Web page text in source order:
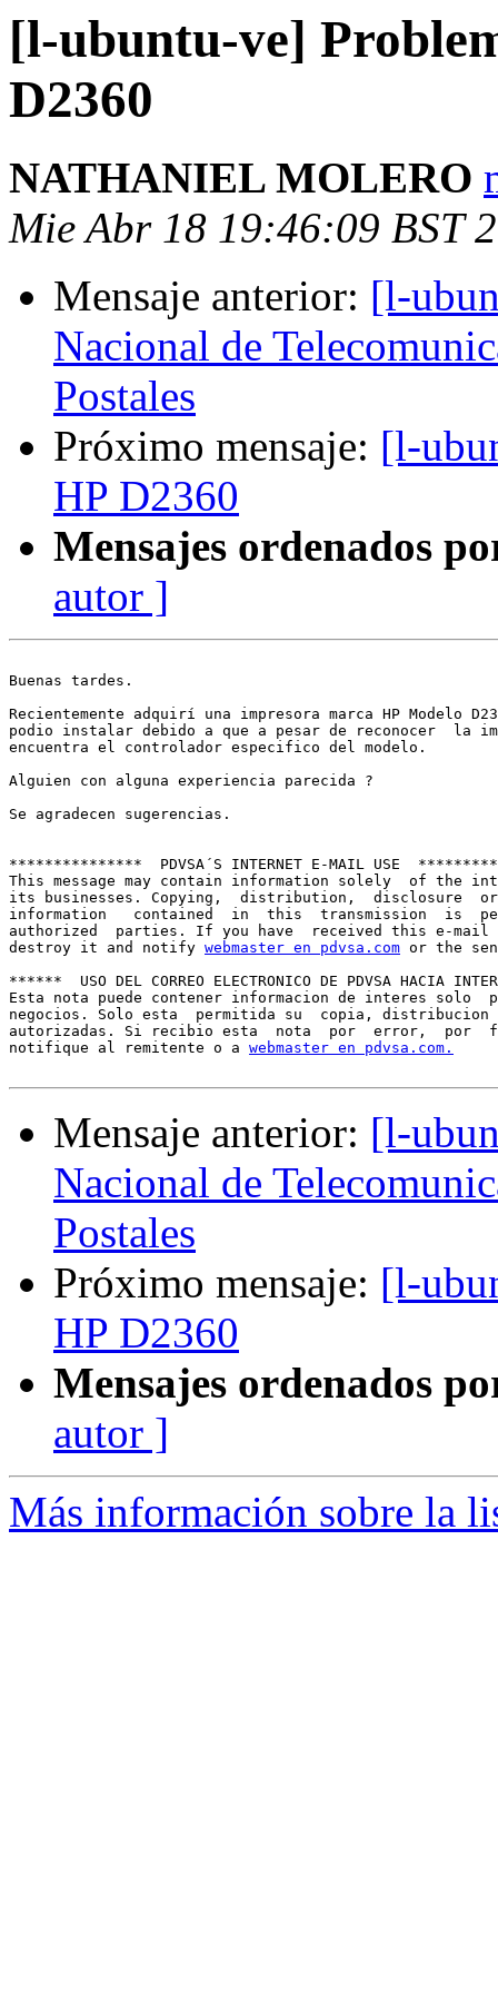
[l-ubuntu-ve]
D2360
NATHANIEL MOLERO
Mie Abr 18 19:46:09 BST
Mensaje anterior: [l-
Nacional de
Postales
Próximo mensaje: [l-
HP D2360
Mensajes ordenados
autor ]
Buenas tardes.
Recientemente adquirí una impresora marca HP Modelo
podio instalar debido a que a pesar de reconocer  la
encuentra el controlador especifico del modelo.
Alguien con alguna experiencia parecida ?
Se agradecen sugerencias.
***************  PDVSA´S INTERNET E-MAIL USE
This message may contain information solely  of the
its businesses. Copying,  distribution,  disclosure
information   contained  in  this  transmission  is
authorized  parties. If you have  received this e-mail
destroy it and notify webmaster en pdvsa.com or the
******  USO DEL CORREO ELECTRONICO DE PDVSA HACIA
Esta nota puede contener informacion de interes solo
negocios. Solo esta  permitida su  copia, distribucion
autorizadas. Si recibio esta  nota  por  error,  por
notifique al remitente o a webmaster en pdvsa.com.
Mensaje anterior: [l-
Nacional de
Postales
Próximo mensaje: [l-
HP D2360
Mensajes ordenados
autor ]
Más información sobre la